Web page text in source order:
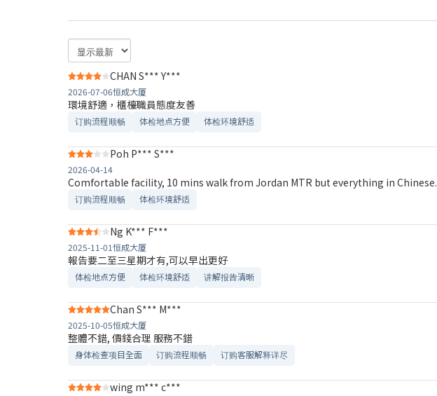
CHAN S*** Y***
2026-07-06恒成大厦
環境舒適，櫃檯職員態度友善
订购流程顺畅 体检地点方便 体检环境舒适​
Poh P*** S***
2026-04-14
Comfortable facility, 10 mins walk from Jordan MTR but everything in Chinese.
订购流程顺畅 体检环境舒适​
Ng K*** F***
2025-11-01恒成大厦
報告要二至三星期才有,可以早出更好
体检地点方便 体检环境舒适​ 讲解报告清晰​
Chan S*** M***
2025-10-05恒成大厦
整體不錯, 價錢合理 服務不錯
身体检查项目全面 订购流程顺畅 订购客服解释详尽
wing m*** c***